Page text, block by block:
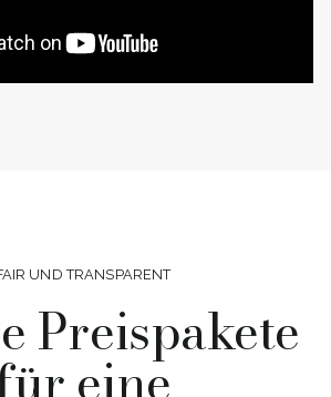
UND TRANSPARENT
Preispakete